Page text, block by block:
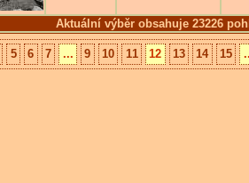
Aktuální výběr obsahuje 23226
5 6 7 ... 9 10 11 12 13 14 15